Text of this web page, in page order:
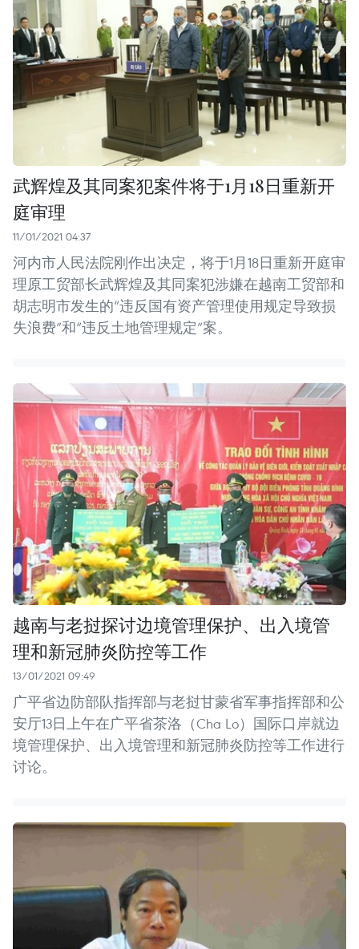
武辉煌及其同案犯案件将于1月18日重新开
庭审理
11/01/2021 04:37
河内市人民法院刚作出决定，将于1月18日重新开庭审
理原工贸部长武辉煌及其同案犯涉嫌在越南工贸部和
胡志明市发生的“违反国有资产管理使用规定导致损
失浪费”和“违反土地管理规定”案。
越南与老挝探讨边境管理保护、出入境管
理和新冠肺炎防控等工作
13/01/2021 09:49
广平省边防部队指挥部与老挝甘蒙省军事指挥部和公
安厅13日上午在广平省茶洛（Cha Lo）国际口岸就边
境管理保护、出入境管理和新冠肺炎防控等工作进行
讨论。